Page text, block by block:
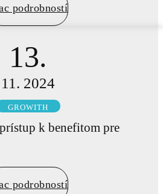
podrobností
13.
11. 2024
GROWITH
k benefitom pre
podrobností